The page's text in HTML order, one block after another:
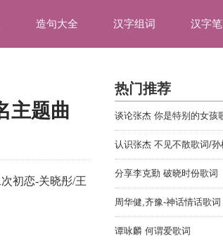
造句大全 汉字组词 汉字
主题曲
初恋-关晓彤/王
热门推荐
谈论张杰 你是特别的女孩
认识张杰 不见不散歌词/孙
分享李克勤 破晓时份歌词
周华健,齐豫-神话情话歌
谭咏麟 何谓爱歌词